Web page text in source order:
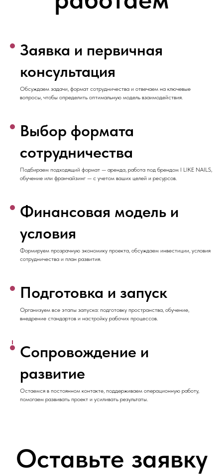
Заявка и первичная
консультация
Обсуждаем задачи, формат сотрудничества и отвечаем на ключевые
вопросы, чтобы определить оптимальную модель взаимодействия.
Выбор формата
сотрудничества
Подбираем подходящий формат — аренда, работа под брендом I LIKE NAILS,
обучение или франчайзинг — с учетом ваших целей и ресурсов.
Финансовая модель и
условия
Формируем прозрачную экономику проекта, обсуждаем инвестиции, условия
сотрудничества и план развития.
Подготовка и запуск
Организуем все этапы запуска: подготовку пространства, обучение,
внедрение стандартов и настройку рабочих процессов.
Сопровождение и
развитие
Остаемся в постоянном контакте, поддерживаем операционную работу,
помогаем развивать проект и усиливать результаты.
Оставьте заявку